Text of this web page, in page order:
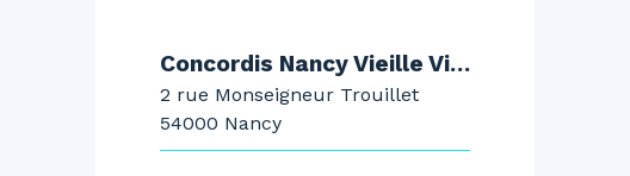
Concordis Nancy Vieille Ville
2 rue Monseigneur Trouillet
54000 Nancy